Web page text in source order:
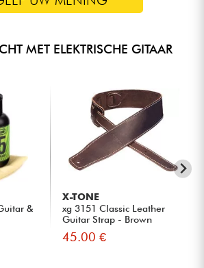
MET ELEKTRISCHE GITAAR
&
X-TONE
xg 3151 Classic Leather
Guitar Strap - Brown
45.00 €